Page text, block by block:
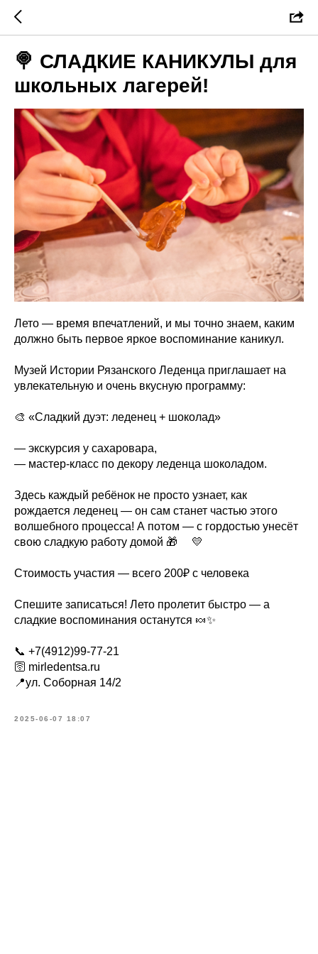
🍭 СЛАДКИЕ КАНИКУЛЫ для
школьных лагерей!
Лето — время впечатлений, и мы точно знаем, каким
должно быть первое яркое воспоминание каникул. ⠀
Музей Истории Рязанского Леденца приглашает на
увлекательную и очень вкусную программу:
🎨 «Сладкий дуэт: леденец + шоколад»
— экскурсия у сахаровара,
— мастер-класс по декору леденца шоколадом.
Здесь каждый ребёнок не просто узнает, как
рождается леденец — он сам станет частью этого
волшебного процесса! А потом — с гордостью унесёт
свою сладкую работу домой 🎁 ⠀ 💛
Стоимость участия — всего 200₽ с человека
Спешите записаться! Лето пролетит быстро — а
сладкие воспоминания останутся 🍬✨
📞 +7(4912)99-77-21
🛜 mirledentsa.ru
📍ул. Соборная 14/2
2025-06-07 18:07